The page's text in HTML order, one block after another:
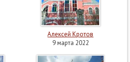
Алексей Кротов
9 марта 2022